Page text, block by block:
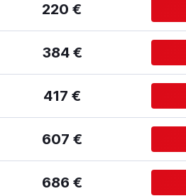
220 €
384 €
417 €
607 €
686 €